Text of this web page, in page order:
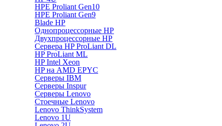
HPE Proliant Gen10
HPE Proliant Gen9
Blade HP
Однопроцессорные HP
Двухпроцессорные HP
Сервера HP ProLiant DL
HP ProLiant ML
HP Intel Xeon
HP на AMD EPYC
Серверы IBM
Серверы Inspur
Серверы Lenovo
Стоечные Lenovo
Lenovo ThinkSystem
Lenovo 1U